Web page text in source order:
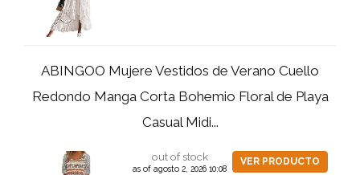
ABINGOO Mujere Vestidos de Verano Cuello
Redondo Manga Corta Bohemio Floral de Playa
Casual Midi...
out of stock
as of agosto 2, 2026 10:08
VER PRODUCTO